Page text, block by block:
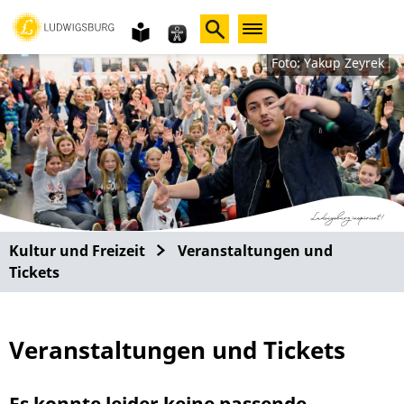
Gebärdensprache
leichte
Sprache Foto: Yakup Zeyrek
Kultur und Freizeit
Veranstaltungen und
Tickets
Veranstaltungen und Tickets